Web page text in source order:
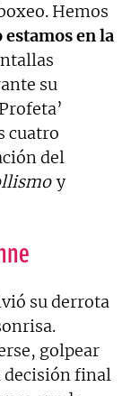
Hemos
en la
su
cuatro
del
y
su derrota
golpear
decisión final